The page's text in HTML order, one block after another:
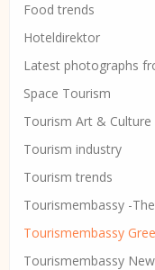
Food trends
Hoteldirektor
Latest photographs
Space Tourism
Tourism Art & Culture
Tourism industry
Tourism trends
Tourismembassy -
Tourismembassy
Tourismembassy